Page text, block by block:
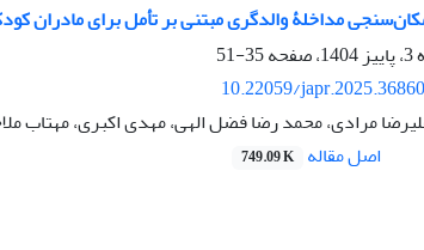
مداخلۀ والدگری مبتنی بر تأمل برای مادران
35-51
10.22059/
مرادی، محمد رضا فضل الهی، مهدی اکبری، مهتاب
اصل مقاله 749.09 K